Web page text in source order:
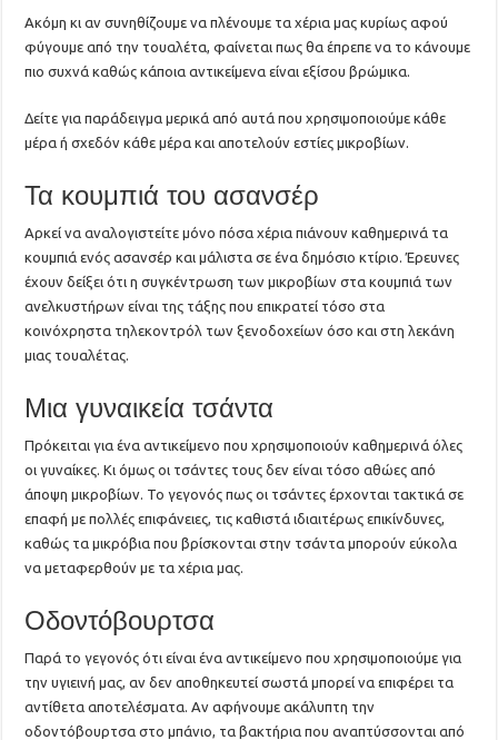
Ακόμη κι αν συνηθίζουμε να πλένουμε τα χέρια μας κυρίως αφού
φύγουμε από την τουαλέτα, φαίνεται πως θα έπρεπε να το κάνουμε
πιο συχνά καθώς κάποια αντικείμενα είναι εξίσου βρώμικα.
Δείτε για παράδειγμα μερικά από αυτά που χρησιμοποιούμε κάθε
μέρα ή σχεδόν κάθε μέρα και αποτελούν εστίες μικροβίων.
Τα κουμπιά του ασανσέρ
Αρκεί να αναλογιστείτε μόνο πόσα χέρια πιάνουν καθημερινά τα
κουμπιά ενός ασανσέρ και μάλιστα σε ένα δημόσιο κτίριο. Έρευνες
έχουν δείξει ότι η συγκέντρωση των μικροβίων στα κουμπιά των
ανελκυστήρων είναι της τάξης που επικρατεί τόσο στα
κοινόχρηστα τηλεκοντρόλ των ξενοδοχείων όσο και στη λεκάνη
μιας τουαλέτας.
Μια γυναικεία τσάντα
Πρόκειται για ένα αντικείμενο που χρησιμοποιούν καθημερινά όλες
οι γυναίκες. Κι όμως οι τσάντες τους δεν είναι τόσο αθώες από
άποψη μικροβίων. Το γεγονός πως οι τσάντες έρχονται τακτικά σε
επαφή με πολλές επιφάνειες, τις καθιστά ιδιαιτέρως επικίνδυνες,
καθώς τα μικρόβια που βρίσκονται στην τσάντα μπορούν εύκολα
να μεταφερθούν με τα χέρια μας.
Οδοντόβουρτσα
Παρά το γεγονός ότι είναι ένα αντικείμενο που χρησιμοποιούμε για
την υγιεινή μας, αν δεν αποθηκευτεί σωστά μπορεί να επιφέρει τα
αντίθετα αποτελέσματα. Αν αφήνουμε ακάλυπτη την
οδοντόβουρτσα στο μπάνιο, τα βακτήρια που αναπτύσσονται από